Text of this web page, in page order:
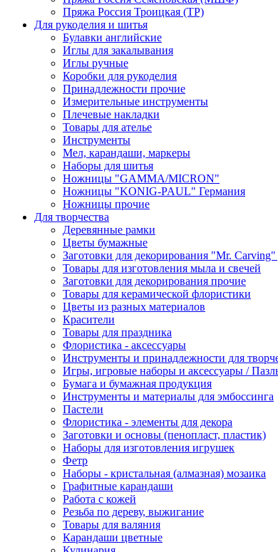
Пряжа Россия Троицкая (ТР)
Для рукоделия и шитья
Булавки английские
Иглы для закалывания
Иглы ручные
Коробки для рукоделия
Принадлежности прочие
Измерительные инструменты
Плечевые накладки
Товары для ателье
Инструменты
Мел, карандаши, маркеры
Наборы для шитья
Ножницы "GAMMA/MICRON"
Ножницы "KONIG-PAUL" Германия
Ножницы прочие
Для творчества
Деревянные рамки
Цветы бумажные
Заготовки для декорирования "Mr. Carving"
Товары для изготовления мыла и свечей
Заготовки для декорирования прочие
Товары для керамической флористики
Цветы из разных материалов
Красители
Товары для праздника
Флористика - аксессуары
Инструменты и принадлежности для
Игры, игровые наборы и аксессуары /
Бумага и бумажная продукция
Инструменты и материалы для эмбоссинга
Пастели
Флористика - элементы для декора
Заготовки и основы (пенопласт, пластик)
Наборы для изготовления игрушек
Фетр
Наборы - кристальная (алмазная) мозаика
Графитные карандаши
Работа с кожей
Резьба по дереву, выжигание
Товары для валяния
Карандаши цветные